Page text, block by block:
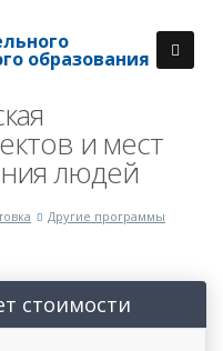
образования
и мест
людей
Другие программы
стоимости